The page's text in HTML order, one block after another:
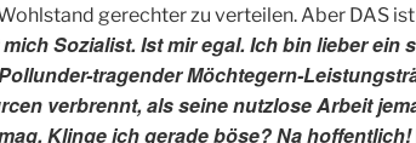
gerechter zu verteilen. Aber DAS
Sozialist. Ist mir egal. Ich bin lieber ein
tragender Möchtegern-
verbrennt, als seine nutzlose Arbeit
Klinge ich gerade böse? Na hoffentlich!